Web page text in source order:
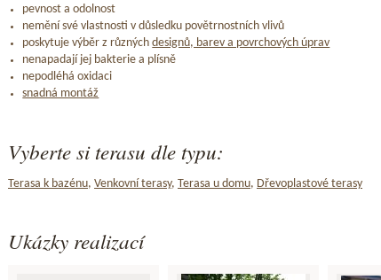
pevnost a odolnost
nemění své vlastnosti v důsledku povětrnostních vlivů
poskytuje výběr z různýchdesignů, barev a povrchových úprav
nenapadají jej bakterie a plísně
nepodléhá oxidaci
snadná montáž
Vyberte si terasu dle typu:
Terasa k bazénu, Venkovní terasy, Terasa u domu, Dřevoplastové terasy
Ukázky realizací